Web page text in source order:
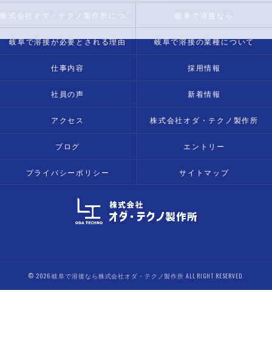
岐阜で溶接なら
岐阜で溶接が必要とされる理由 岐阜で溶接の業種について
仕事内容 採用情報
社員の声 新着情報
アクセス 株式会社オダ・テクノ製作所
ブログ エントリー
プライバシーポリシー サイトマップ
© 2026 岐阜で溶接なら株式会社オダ・テクノ製作所 ALL RIGHT RESERVED.